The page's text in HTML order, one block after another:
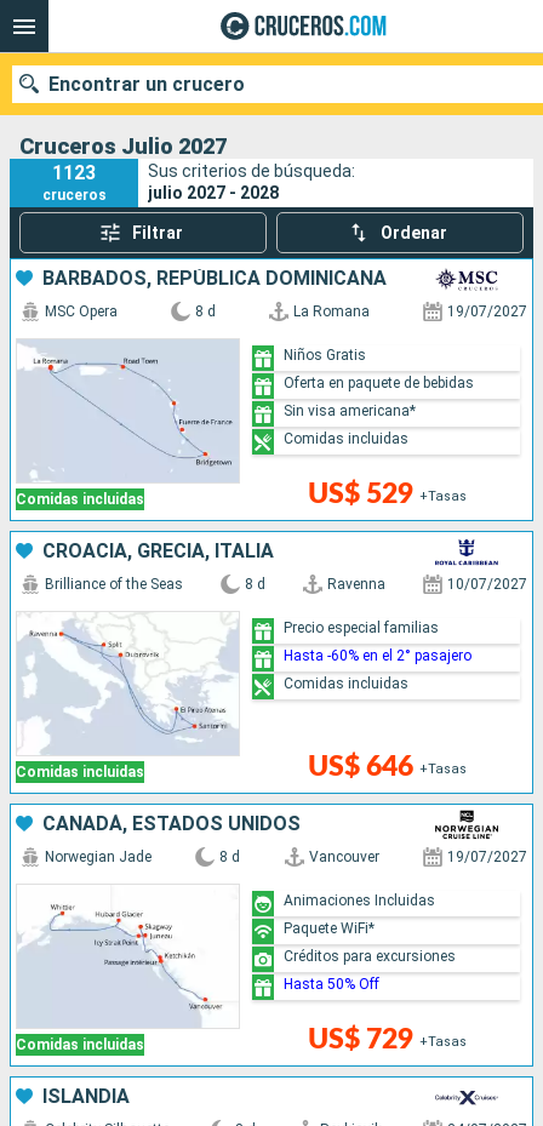
Encontrar un crucero
Nuestros destinos
Fecha de salida
Buscar
Cruceros Julio 2027
1123
cruceros
Sus criterios de búsqueda:
julio 2027 - 2028
Filtrar Ordenar
BARBADOS, REPÚBLICA DOMINICANA
Comidas incluidas
MSC Opera 8 d La Romana 19/07/2027
US$ 529 +Tasas
Niños Gratis
Oferta en paquete de bebidas
Sin visa americana*
Comidas incluidas
CROACIA, GRECIA, ITALIA
Comidas incluidas
Brilliance of the Seas 8 d Ravenna 10/07/2027
US$ 646 +Tasas
Precio especial familias
Hasta -60% en el 2° pasajero
Comidas incluidas
CANADÁ, ESTADOS UNIDOS
Comidas incluidas
Norwegian Jade 8 d Vancouver 19/07/2027
US$ 729 +Tasas
Animaciones Incluidas
Paquete WiFi*
Créditos para excursiones
Hasta 50% Off
ISLANDIA